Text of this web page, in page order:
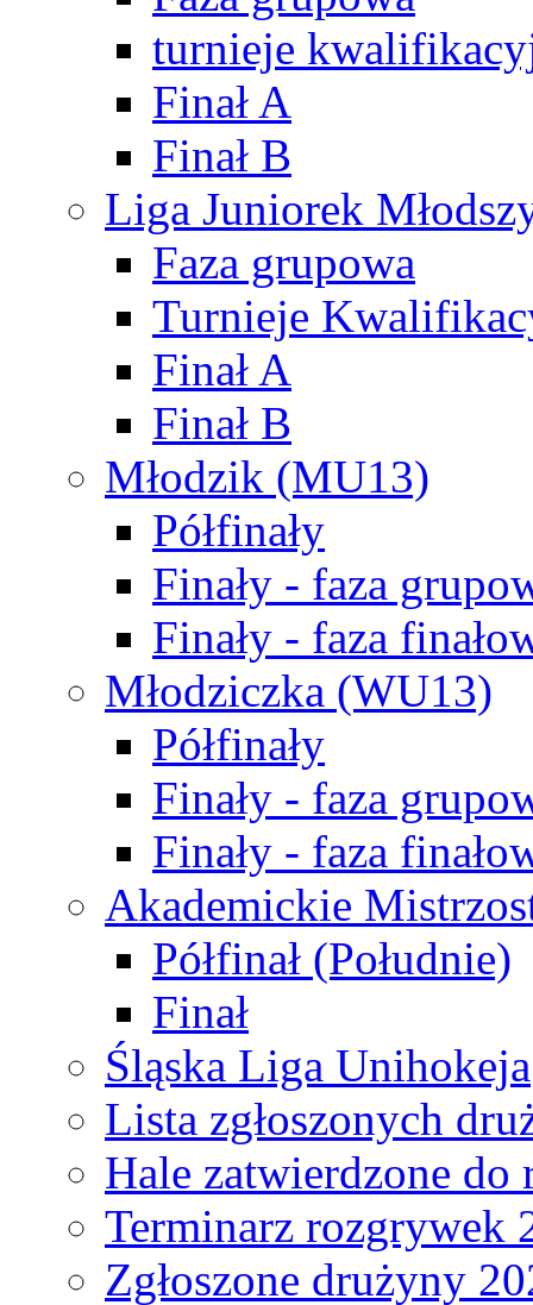
turnieje
Finał A
Finał B
Liga Juniorek
Faza grupowa
Turnieje
Finał A
Finał B
Młodzik (MU13)
Półfinały
Finały - faza
Finały - faza
Młodziczka (WU13)
Półfinały
Finały - faza
Finały - faza
Akademickie
Półfinał (Południe)
Finał
Śląska Liga Unihokeja
Lista zgłoszonych
Hale zatwierdzone do
Terminarz rozgrywek
Zgłoszone drużyny